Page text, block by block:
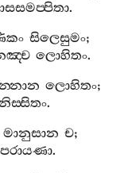
.
සිලෙසුමං;
ලොහිතං.
ලොහිතං;
.
මානුසාන ච;
.